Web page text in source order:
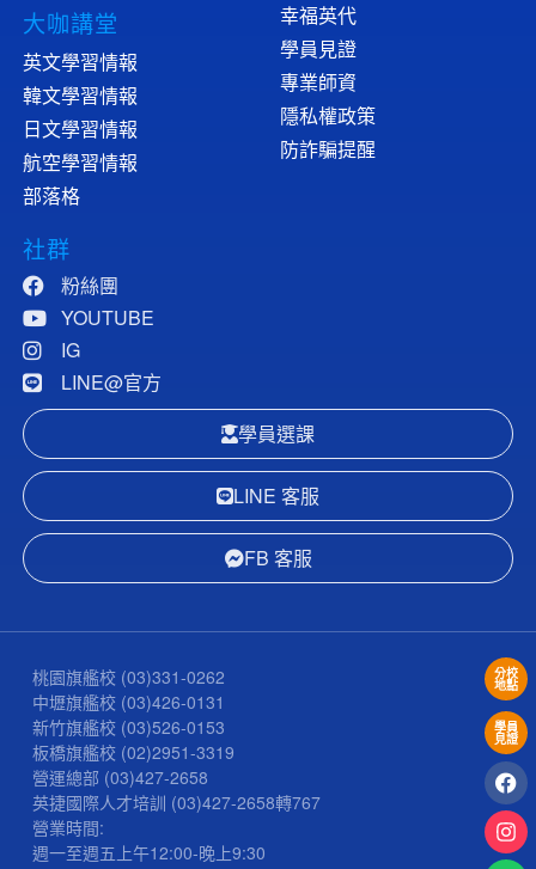
大咖講堂
英文學習情報
韓文學習情報
日文學習情報
航空學習情報
部落格
幸福英代
學員見證
專業師資
隱私權政策
防詐騙提醒
社群
粉絲團
YOUTUBE
IG
LINE@官方
學員選課
LINE 客服
FB 客服
桃園旗艦校 (03)331-0262
中壢旗艦校 (03)426-0131
新竹旗艦校 (03)526-0153
板橋旗艦校 (02)2951-3319
營運總部 (03)427-2658
英捷國際人才培訓 (03)427-2658轉767
營業時間:
週一至週五上午12:00-晚上9:30
分校
地點
學員
見證